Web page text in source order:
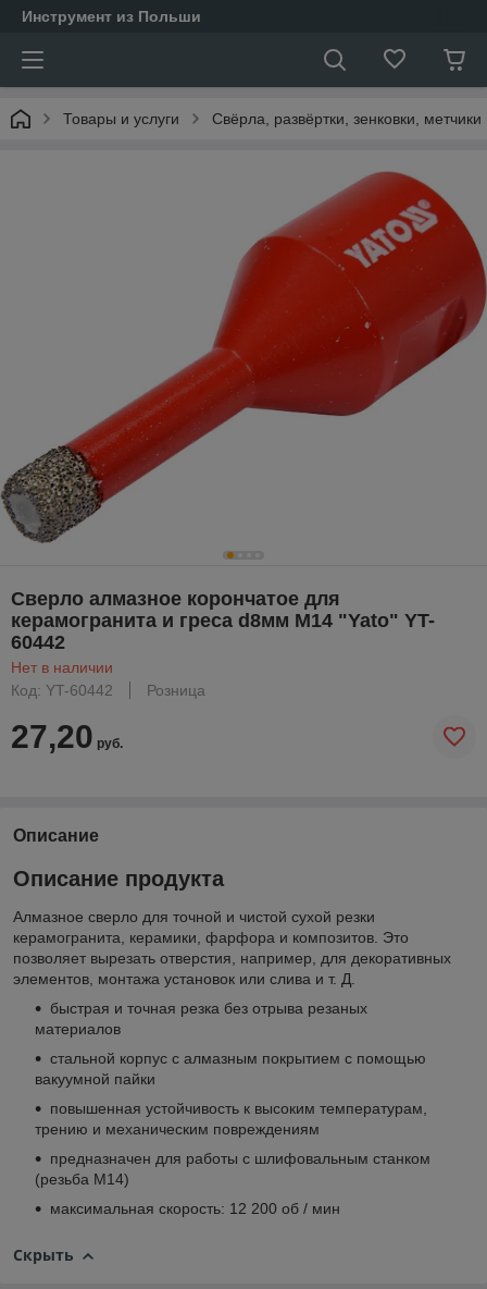
Инструмент из Польши
Товары и услуги Свёрла, развёртки, зенковки,
Cверло алмазное корончатое для
керамогранита и греса d8мм M14 "Yato" YT-
60442
Нет в наличии
Код: YT-60442
Розница
27,20 руб.
Описание
Описание продукта
Алмазное сверло для точной и чистой сухой резки
керамогранита, керамики, фарфора и композитов. Это
позволяет вырезать отверстия, например, для декоративных
элементов, монтажа установок или слива и т. Д.
быстрая и точная резка без отрыва резаных
материалов
стальной корпус с алмазным покрытием с помощью
вакуумной пайки
повышенная устойчивость к высоким температурам,
трению и механическим повреждениям
предназначен для работы с шлифовальным станком
(резьба М14)
максимальная скорость: 12 200 об / мин
Скрыть